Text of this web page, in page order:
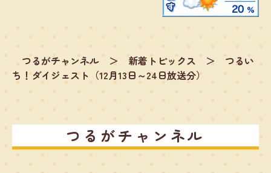
つるがチャンネル ＞ 新着トピックス ＞
つるい
ち！ダイジェスト（12月13日～24日放送分）
つるがチャンネル